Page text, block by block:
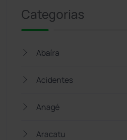
Categorias
Abaíra
Acidentes
Anagé
Aracatu